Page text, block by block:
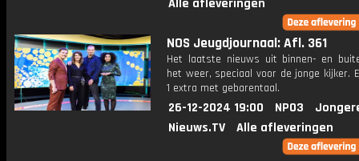
Alle afleveringen
NOS Jeugdjournaal: Afl. 361
Het laatste nieuws uit binnen- en
het weer, speciaal voor de jonge kijker.
1 extra met gebarentaal.
26-12-2024 19:00 NPO3
Nieuws.TV
Alle afleveringen